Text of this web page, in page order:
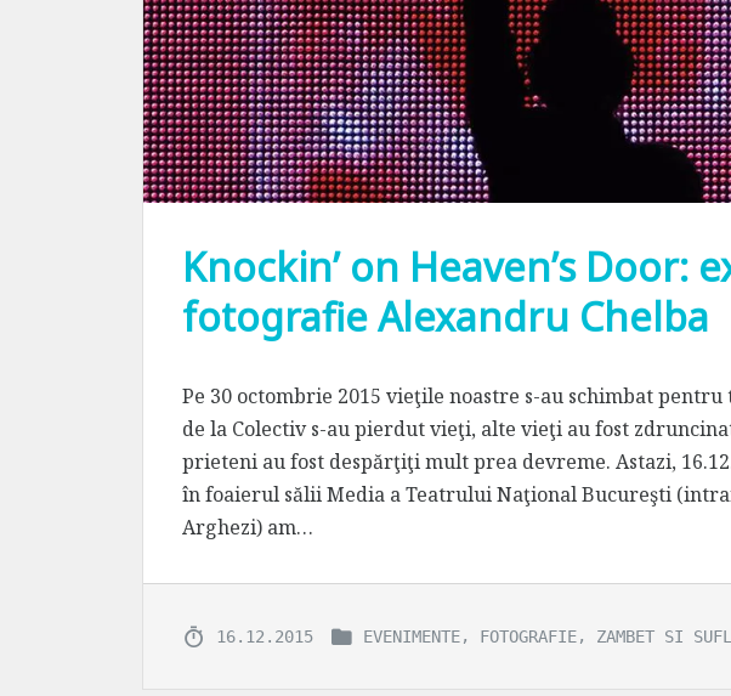
Knockin’ on Heaven’s Door:
fotografie Alexandru Chelba
Pe 30 octombrie 2015 vieţile noastre s-au schimbat
de la Colectiv s-au pierdut vieţi, alte vieţi au fost
prieteni au fost despărţiţi mult prea devreme. Astazi,
în foaierul sălii Media a Teatrului Naţional Bucureşti
Arghezi) am…
16.12.2015 EVENIMENTE, FOTOGRAFIE, ZAMBET SI